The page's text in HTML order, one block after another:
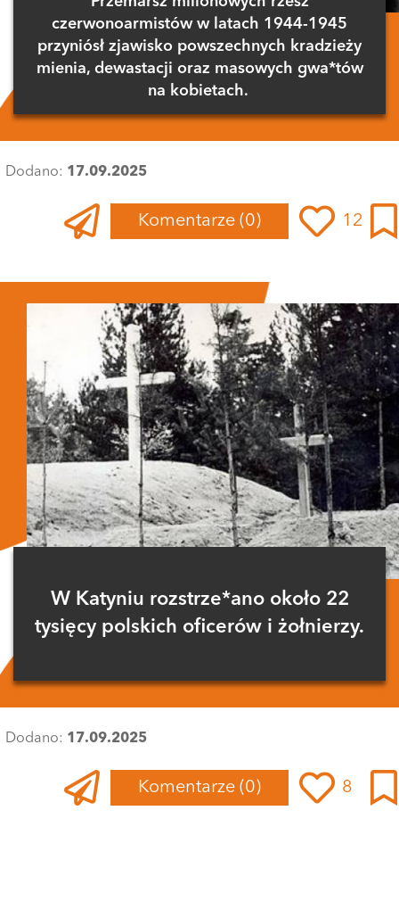
czerwonoarmistów w latach 1944-1945
przyniósł zjawisko powszechnych kradzieży
mienia, dewastacji oraz masowych gwa*tów
na kobietach.
Dodano: 17.09.2025
Komentarze (0) 12
W Katyniu rozstrze*ano około 22
tysięcy polskich oficerów i żołnierzy.
Dodano: 17.09.2025
Komentarze (0) 8